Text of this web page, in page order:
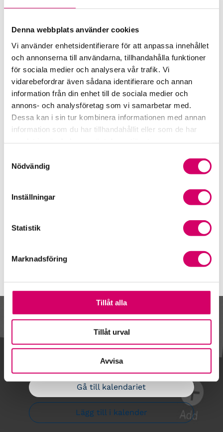
Denna webbplats använder cookies
Vi använder enhetsidentifierare för att anpassa innehållet
och annonserna till användarna, tillhandahålla funktioner
för sociala medier och analysera vår trafik. Vi
vidarebefordrar även sådana identifierare och annan
information från din enhet till de sociala medier och
annons- och analysföretag som vi samarbetar med.
Dessa kan i sin tur kombinera informationen med annan
information som du har tillhandahållit eller som de har
Nödvändig
Inställningar
Statistik
Marknadsföring
Tillåt alla
Tillåt urval
Avvisa
Remisser
Samverkan med myndigheter och organisationer
Srf Fokusrapport 2024 – insikter för hållbart
företagande
Våra nyhetskanaler
Tidningen Konsulten
Öppet brev till Myndigheten för yrkeshögskolan
Framtidsutsikter i lönebranschen
Kalendarium
Gå till kalendariet
Lägg till i kalender